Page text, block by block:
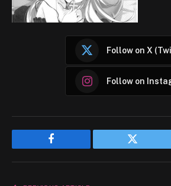
Follow on X
Follow on
Facebook Twitter